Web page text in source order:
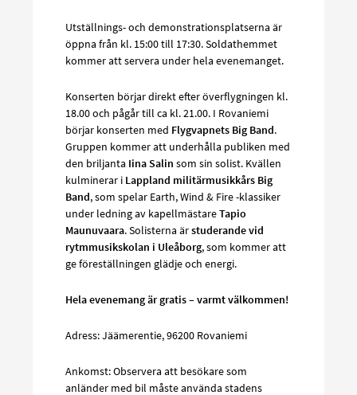
Utställnings- och demonstrationsplatserna är
öppna från kl. 15:00 till 17:30. Soldathemmet
kommer att servera under hela evenemanget.
Konserten börjar direkt efter överflygningen kl.
18.00 och pågår till ca kl. 21.00. I Rovaniemi
börjar konserten med Flygvapnets Big Band.
Gruppen kommer att underhålla publiken med
den briljanta Iina Salin som sin solist. Kvällen
kulminerar i Lappland militärmusikkårs Big
Band, som spelar Earth, Wind & Fire -klassiker
under ledning av kapellmästareTapio
Maunuvaara. Solisterna ärstuderande vid
rytmmusikskolan i Uleåborg, som kommer att
ge föreställningen glädje och energi.
Hela evenemang är gratis – varmt välkommen!
Adress: Jäämerentie, 96200 Rovaniemi
Ankomst: Observera att besökare som
anländer med bil måste använda stadens